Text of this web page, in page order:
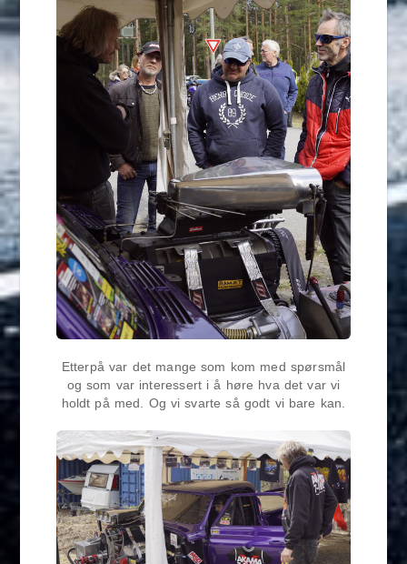
Etterpå var det mange som kom med spørsmål
og som var interessert i å høre hva det var vi
holdt på med. Og vi svarte så godt vi bare kan.